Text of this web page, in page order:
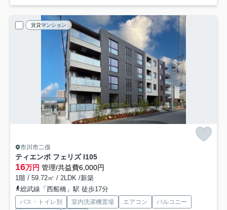
賃貸マンション
市川市二俣
ティエンポ フェリズ I105
16万円 管理/共益費6,000円
1階 / 59.72㎡ / 2LDK /新築
総武線「西船橋」駅 徒歩17分
バス・トイレ別 室内洗濯機置場 エアコン
バルコニー